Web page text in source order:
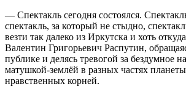
— Спектакль сегодня состоялся.
спектакль, за который не стыдно,
везти так далеко из Иркутска и хоть
Валентин Григорьевич Распутин,
публике и делясь тревогой за бездумное
матушкой-землёй в разных частях
нравственных корней.